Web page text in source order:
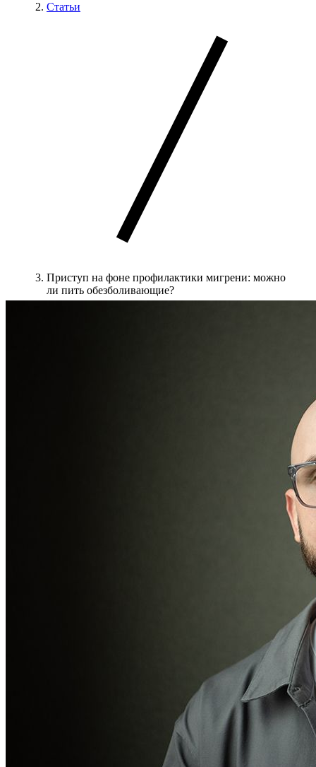
Статьи
Приступ на фоне профилактики мигрени: можно
ли пить обезболивающие?